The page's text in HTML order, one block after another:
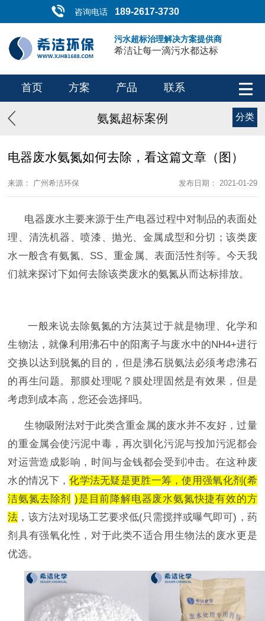
咨询电话 189-2617-3730
污水超标治理解决方案提供商
希洁让每一滴污水都达标
首页 方案 产品 联系
氨氮超标案例 分类
电器废水氨氮如何去除，看这篇文章（图）
来源： 广州希洁环保 发布日期： 2021-01-29
电器废水主要来源于生产电器过程中对制品的表面处
理、清洗机器、喷漆、抛光、金属成型和分切；该类废
水一般含有氨氮、 SS、重金属、表面活性剂等。今天我
们就来探讨下如何去除该类废水的氨氮从而达标排放。
一般来说去除氨氮的方法莫过于就是物理、化学和
生物法，就像利用沸石中的阳离子与废水中的NH4+进行
交换以达到脱氮的目的，但是沸石脱氨法必须考虑沸石
的再生问题。那膜处理呢？膜处理固然是有效果，但是
考虑到成本高，您还会选择吗。
生物吸附法对于此类含重金属的废水并不友好，过量
的重金属会使污泥中毒，再次驯化污泥与投加污泥都会
对运营造成影响，时间与金钱都会受到冲击。在这种废
水的情况下，化学法无疑是更胜一筹，使用强氧化剂 (希
洁氨氮去除剂 )是目前降解电器废水氨氮快捷有效的方
法 ，该方法对现场工艺要求低(只需搅拌或曝气即可) ，药
剂具有强氧化性，对于此类不适合用生物法的废水更是
优选。